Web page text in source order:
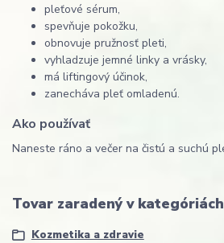
pleťové sérum,
spevňuje pokožku,
obnovuje pružnosť pleti,
vyhladzuje jemné linky a vrásky,
má liftingový účinok,
zanecháva pleť omladenú.
Ako používať
Naneste ráno a večer na čistú a suchú
Tovar zaradený v kategóriách
Kozmetika a zdravie